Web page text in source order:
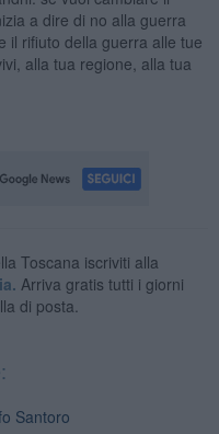
a dire di no alla guerra
il rifiuto della guerra alle tue
alla tua regione, alla tua
Toscana iscriviti alla
Arriva gratis tutti i giorni
di posta.
Santoro